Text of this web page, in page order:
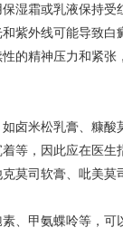
湿霜或乳液保持受
紫外线可能导致白
的精神压力和紧张
卤米松乳膏、糠酸
等，因此应在医生
莫司软膏、吡美莫
、甲氨蝶呤等，